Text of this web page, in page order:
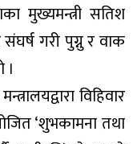
मुख्यमन्त्री सतिश
गरी पुग्नु र वाक
विहिवार
‘शुभकामना तथा